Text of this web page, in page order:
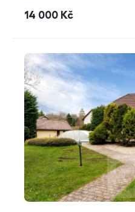
cena
14 000 Kč